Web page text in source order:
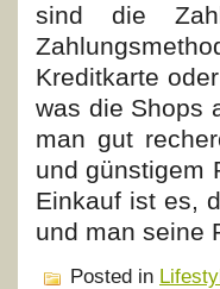
sind die
Kreditkarte
was die Shops
man gut
und günstigem
Einkauf ist es,
und man seine
Posted in